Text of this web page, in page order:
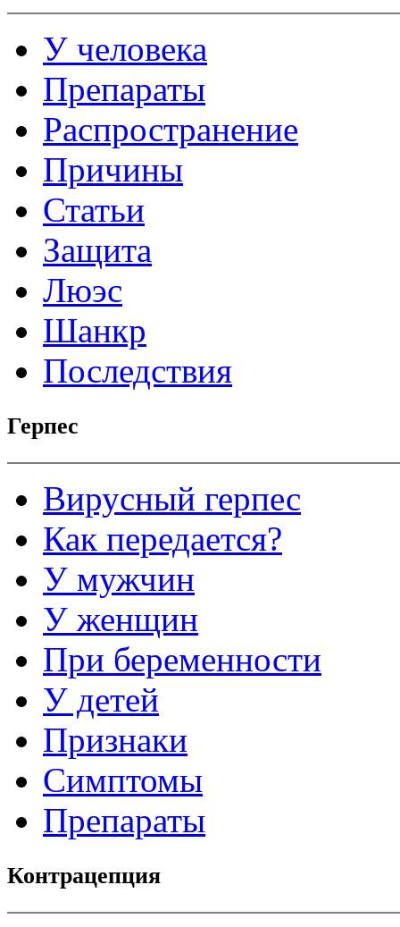
У человека
Препараты
Распространение
Причины
Статьи
Защита
Люэс
Шанкр
Последствия
Герпес
Вирусный герпес
Как передается?
У мужчин
У женщин
При беременности
У детей
Признаки
Симптомы
Препараты
Контрацепция